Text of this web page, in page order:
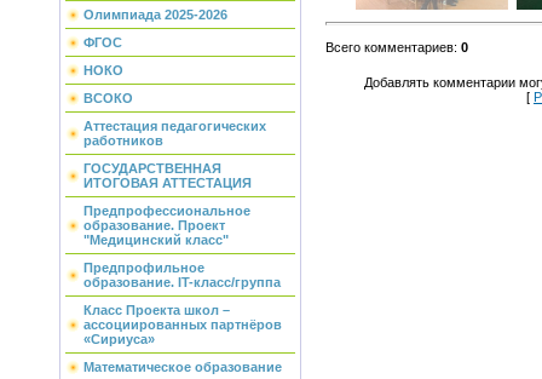
Олимпиада 2025-2026
ФГОС
НОКО
ВСОКО
Аттестация педагогических
работников
ГОСУДАРСТВЕННАЯ
ИТОГОВАЯ АТТЕСТАЦИЯ
Предпрофессиональное
образование. Проект
"Медицинский класс"
Предпрофильное
образование. IT-класс/группа
Класс Проекта школ –
ассоциированных партнёров
«Сириуса»
Математическое образование
Всего комментариев: 0
Добавлять комментарии
[